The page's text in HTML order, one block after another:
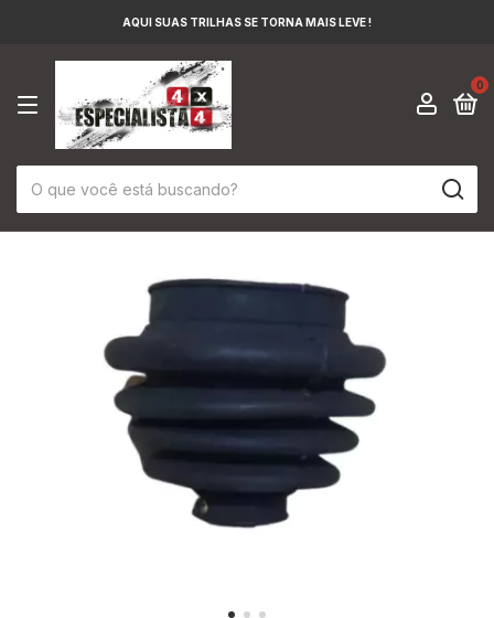
AQUI SUAS TRILHAS SE TORNA MAIS LEVE !
0